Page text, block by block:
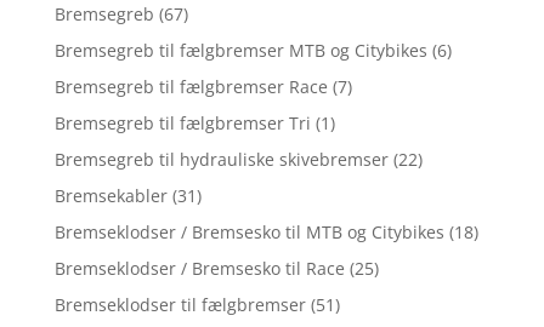
Bremsegreb (67)
Bremsegreb til fælgbremser MTB og Citybikes (6)
Bremsegreb til fælgbremser Race (7)
Bremsegreb til fælgbremser Tri (1)
Bremsegreb til hydrauliske skivebremser (22)
Bremsekabler (31)
Bremseklodser / Bremsesko til MTB og Citybikes (18)
Bremseklodser / Bremsesko til Race (25)
Bremseklodser til fælgbremser (51)